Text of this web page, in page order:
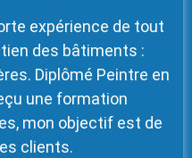
expérience de tout
des bâtiments :
Diplômé Peintre en
une formation
mon objectif est de
clients.